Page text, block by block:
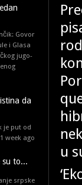
Govor
i Glasa
jugo-
da
je put od
1 week ago
su to...
srpske
u